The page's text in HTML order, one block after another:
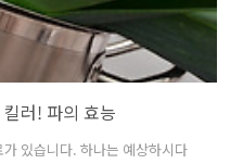
러! 파의 효능
있습니다. 하나는 예상하시다